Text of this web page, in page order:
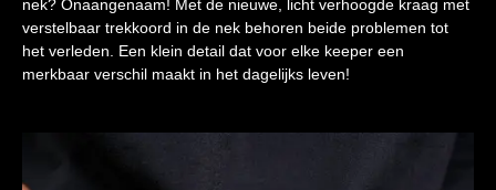
nek? Onaangenaam! Met de nieuwe, licht verhoogde kraag met
verstelbaar trekkoord in de nek behoren beide problemen tot
het verleden. Een klein detail dat voor elke keeper een
merkbaar verschil maakt in het dagelijks leven!